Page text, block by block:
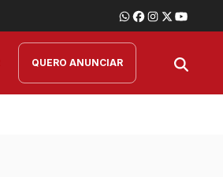
QUERO ANUNCIAR